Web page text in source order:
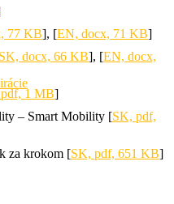
77 KB], [EN, docx, 71 KB]
SK, docx, 66 KB], [EN, docx,
1 MB]
– Smart Mobility [SK, pdf,
za krokom [SK, pdf, 651 KB]